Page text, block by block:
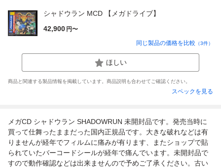
シャドウラン MCD 【メガドライブ】
42,900 円〜
同じ製品の価格を比較 （3件）
ほしい
商品と関連する製品情報を掲載しています。商品説明も合わせてご確認ください。
スペックを見る
メガCD シャドウラン SHADOWRUN 未開封品です。発売当時に
買って仕舞ったままだった国内正規品です。大きな破れなどは有
りませんが経年でフィルムに痛みが有ります、またショップで貼
られていたバーコードシールが経年で痛んでいます。未開封品で
すので動作確認などは出来ませんので予めご了承ください。古い